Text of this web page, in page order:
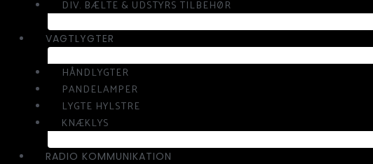
DIV. BÆLTE & UDSTYRS TILBEHØR
VAGTLYGTER
HÅNDLYGTER
PANDELAMPER
LYGTE HYLSTRE
KNÆKLYS
RADIO KOMMUNIKATION